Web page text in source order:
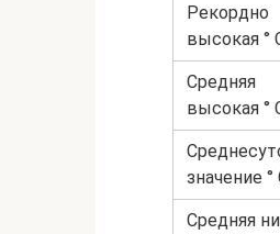
Рекордно
высокая °
Средняя
высокая °
значение °
Средняя